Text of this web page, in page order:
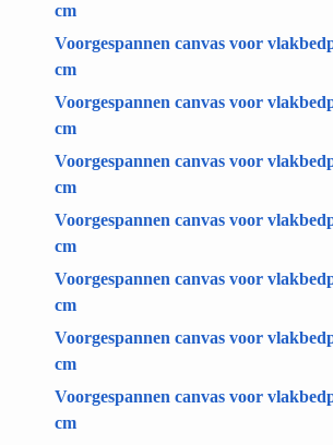
cm
Voorgespannen canvas voor
cm
Voorgespannen canvas voor
cm
Voorgespannen canvas voor
cm
Voorgespannen canvas voor
cm
Voorgespannen canvas voor
cm
Voorgespannen canvas voor
cm
Voorgespannen canvas voor
cm